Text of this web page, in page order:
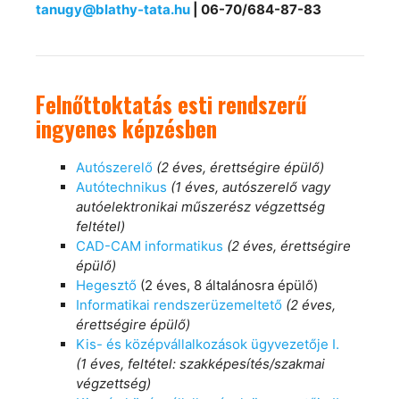
tanugy@blathy-tata.hu
06-70/684-87-83
Felnőttoktatás esti rendszerű
ingyenes képzésben
Autószerelő (2 éves, érettségire épülő)
Autótechnikus (1 éves, autószerelő vagy
autóelektronikai műszerész végzettség
feltétel)
CAD-CAM informatikus (2 éves, érettségire
épülő)
Hegesztő (2 éves, 8 általánosra épülő)
Informatikai rendszerüzemeltető (2 éves,
érettségire épülő)
Kis- és középvállalkozások ügyvezetője I.
(1 éves, feltétel: szakképesítés/szakmai
végzettség)